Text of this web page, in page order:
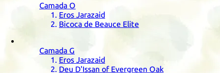
Camada O
Eros Jarazaid
Bicoca de Beauce Elite
Camada G
Eros Jarazaid
Deu D'Issan of Evergreen Oak